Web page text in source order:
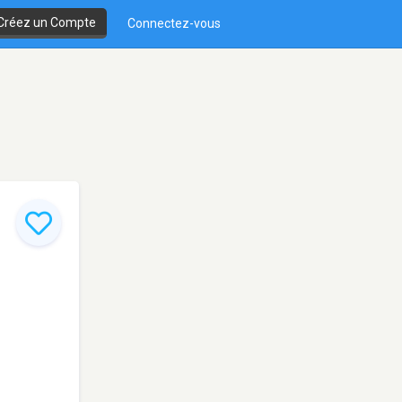
un Compte Connectez-vous